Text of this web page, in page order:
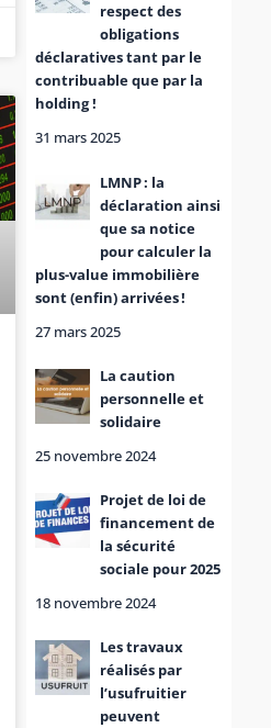
respect des
obligations
déclaratives tant par le
contribuable que par la
holding !
31 mars 2025
LMNP : la
déclaration ainsi
que sa notice
pour calculer la
plus-value immobilière
sont (enfin) arrivées !
27 mars 2025
La caution
personnelle et
solidaire
25 novembre 2024
Projet de loi de
financement de
la sécurité
sociale pour 2025
18 novembre 2024
Les travaux
réalisés par
l’usufruitier
peuvent